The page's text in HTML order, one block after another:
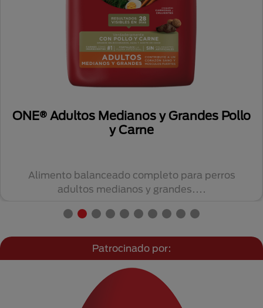
ONE® Adultos Medianos y Grandes Pollo
y Carne
Alimento balanceado completo para perros
adultos medianos y grandes....
Patrocinado por: